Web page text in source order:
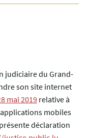
judiciaire du Grand-
son site internet
mai 2019 relative à
mobiles
déclaration